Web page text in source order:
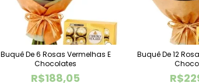
R$188,05
Buquê De 6 Rosas Vermelhas E
Chocolates
Buquê De 12